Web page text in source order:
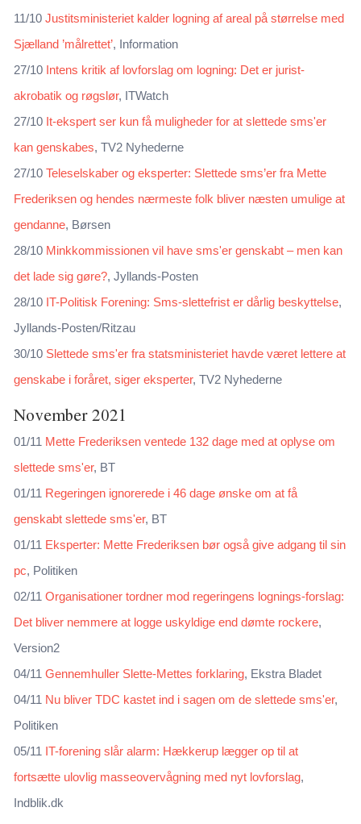
11/10 Justitsministeriet kalder logning af areal på størrelse med
Sjælland ’målrettet’, Information
27/10 Intens kritik af lovforslag om logning: Det er jurist-
akrobatik og røgslør, ITWatch
27/10 It-ekspert ser kun få muligheder for at slettede sms'er
kan genskabes, TV2 Nyhederne
27/10 Te­le­sel­ska­ber og eks­per­ter: Slet­te­de sms’er fra Met­te
Fre­de­rik­sen og hen­des nær­me­ste folk bli­ver næ­sten umu­li­ge at
gen­dan­ne, Børsen
28/10 Minkkommissionen vil have sms'er genskabt – men kan
det lade sig gøre?, Jyllands-Posten
28/10 IT-Politisk Forening: Sms-slettefrist er dårlig beskyttelse,
Jyllands-Posten/Ritzau
30/10 Slettede sms'er fra statsministeriet havde været lettere at
genskabe i foråret, siger eksperter, TV2 Nyhederne
November 2021
01/11 Mette Frederiksen ventede 132 dage med at oplyse om
slettede sms'er, BT
01/11 Regeringen ignorerede i 46 dage ønske om at få
genskabt slettede sms'er, BT
01/11 Eksperter: Mette Frederiksen bør også give adgang til sin
pc, Politiken
02/11 Organisationer tordner mod regeringens lognings-forslag:
Det bliver nemmere at logge uskyldige end dømte rockere,
Version2
04/11 Gennemhuller Slette-Mettes forklaring, Ekstra Bladet
04/11 Nu bliver TDC kastet ind i sagen om de slettede sms'er,
Politiken
05/11 IT-forening slår alarm: Hækkerup lægger op til at
fortsætte ulovlig masseovervågning med nyt lovforslag,
Indblik.dk